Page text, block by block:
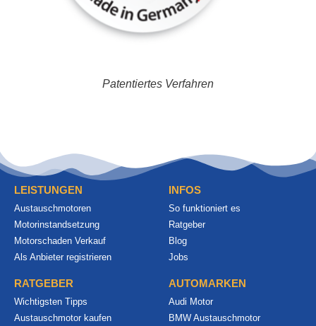
Patentiertes Verfahren
LEISTUNGEN
Austauschmotoren
Motorinstandsetzung
Motorschaden Verkauf
Als Anbieter registrieren
INFOS
So funktioniert es
Ratgeber
Blog
Jobs
RATGEBER
Wichtigsten Tipps
Austauschmotor kaufen
AUTOMARKEN
Audi Motor
BMW Austauschmotor